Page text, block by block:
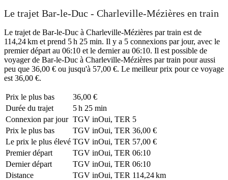
Le trajet Bar-le-Duc - Charleville-Mézières en train
Le trajet de Bar-le-Duc à Charleville-Mézières par train est de
114,24 km et prend 5 h 25 min. Il y a 5 connexions par jour, avec le
premier départ au 06:10 et le dernier au 06:10. Il est possible de
voyager de Bar-le-Duc à Charleville-Mézières par train pour aussi
peu que 36,00 € ou jusqu'à 57,00 €. Le meilleur prix pour ce voyage
est 36,00 €.
Prix ​​le plus bas
36,00 €
Durée du trajet
5 h 25 min
Connexion par jour TGV inOui, TER 5
Prix ​​le plus bas
TGV inOui, TER 36,00 €
Le prix le plus élevé TGV inOui, TER 57,00 €
Premier départ
TGV inOui, TER 06:10
Dernier départ
TGV inOui, TER 06:10
Distance
TGV inOui, TER 114,24 km